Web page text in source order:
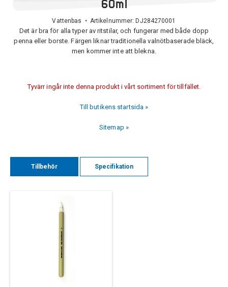
60ml
Vattenbas • Artikelnummer: DJ284270001
Det är bra för alla typer av ritstilar, och fungerar med både dopp
penna eller borste. Färgen liknar traditionella valnötbaserade bläck,
men kommer inte att blekna.
Tyvärr ingår inte denna produkt i vårt sortiment för tillfället.
Till butikens startsida »
Sitemap »
Tillbehör Specifikation